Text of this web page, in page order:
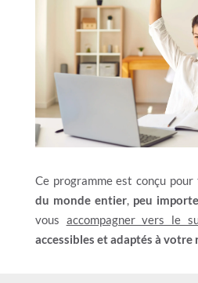
Ce programme est conçu
du monde entier,peu
vous accompagner vers le
accessibles et adaptés à votre